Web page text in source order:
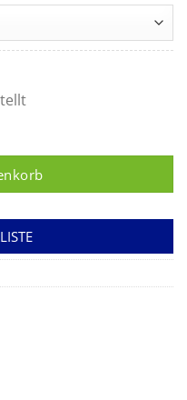
bis
159,20 €